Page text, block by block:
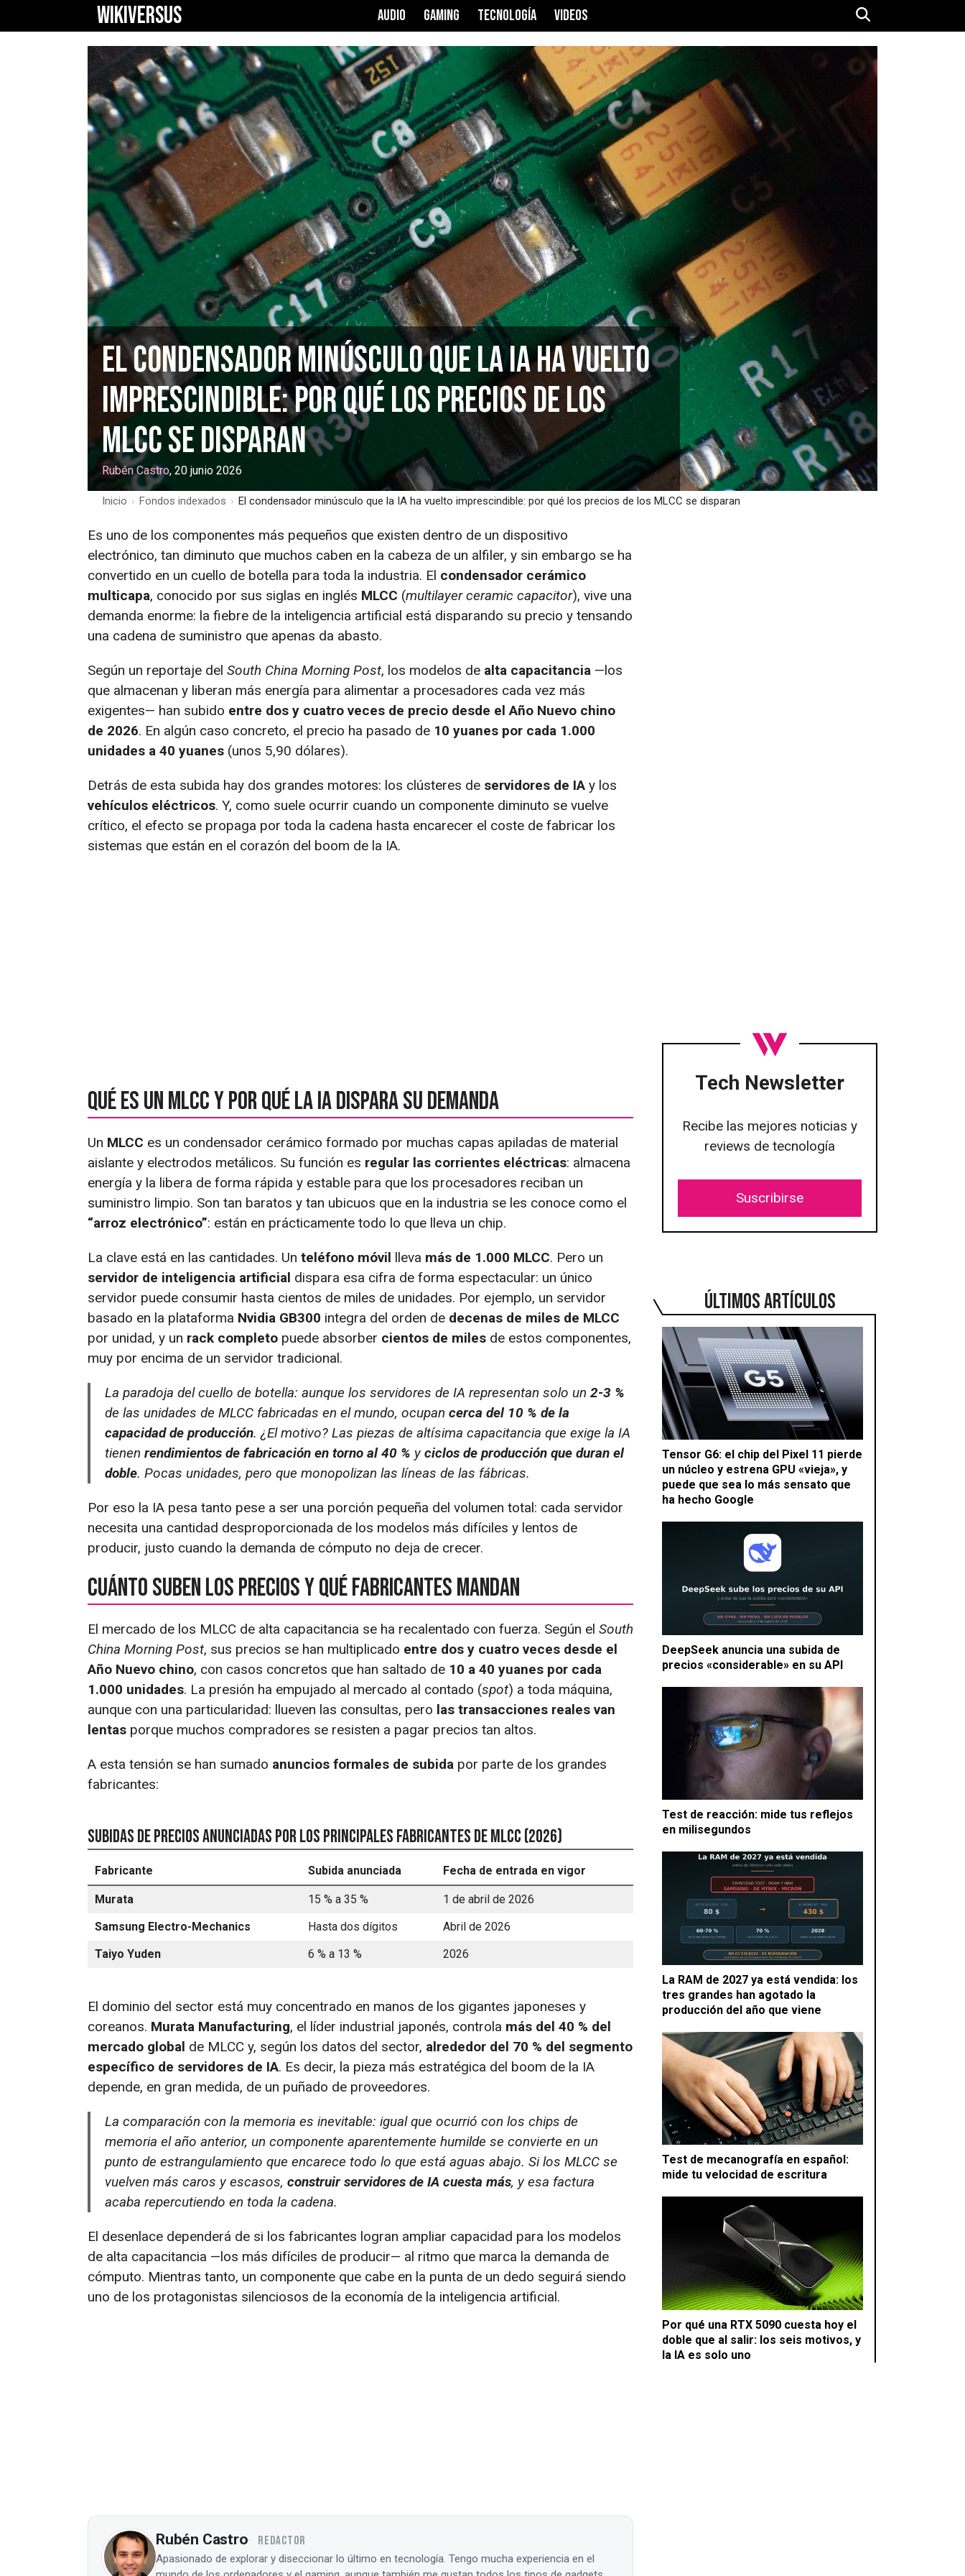
WIKIVERSUS AUDIO GAMING TECNOLOGÍA VIDEOS
El condensador minúsculo que la IA ha vuelto
imprescindible: por qué los precios de los
MLCC se disparan
Rubén Castro, 20 junio 2026
Inicio › Fondos indexados › El condensador minúsculo que la IA ha vuelto imprescindible: por qué los precios de los MLCC se disparan
Tech Newsletter
Recibe las mejores noticias y
reviews de tecnología
Suscribirse
ÚLTIMOS ARTÍCULOS
Tensor G6: el chip del Pixel 11 pierde
un núcleo y estrena GPU «vieja», y
puede que sea lo más sensato que
ha hecho Google
DeepSeek anuncia una subida de
precios «considerable» en su API
Test de reacción: mide tus reflejos
en milisegundos
La RAM de 2027 ya está vendida: los
tres grandes han agotado la
producción del año que viene
Test de mecanografía en español:
mide tu velocidad de escritura
Por qué una RTX 5090 cuesta hoy el
doble que al salir: los seis motivos, y
la IA es solo uno
Es uno de los componentes más pequeños que existen dentro de un dispositivo
electrónico, tan diminuto que muchos caben en la cabeza de un alfiler, y sin embargo se ha
convertido en un cuello de botella para toda la industria. El condensador cerámico
multicapa, conocido por sus siglas en inglés MLCC (multilayer ceramic capacitor), vive una
demanda enorme: la fiebre de la inteligencia artificial está disparando su precio y tensando
una cadena de suministro que apenas da abasto.
Según un reportaje del South China Morning Post, los modelos de alta capacitancia —los
que almacenan y liberan más energía para alimentar a procesadores cada vez más
exigentes— han subido entre dos y cuatro veces de precio desde el Año Nuevo chino
de 2026. En algún caso concreto, el precio ha pasado de 10 yuanes por cada 1.000
unidades a 40 yuanes (unos 5,90 dólares).
Detrás de esta subida hay dos grandes motores: los clústeres de servidores de IA y los
vehículos eléctricos. Y, como suele ocurrir cuando un componente diminuto se vuelve
crítico, el efecto se propaga por toda la cadena hasta encarecer el coste de fabricar los
sistemas que están en el corazón del boom de la IA.
Qué es un MLCC y por qué la IA dispara su demanda
Un MLCC es un condensador cerámico formado por muchas capas apiladas de material
aislante y electrodos metálicos. Su función es regular las corrientes eléctricas: almacena
energía y la libera de forma rápida y estable para que los procesadores reciban un
suministro limpio. Son tan baratos y tan ubicuos que en la industria se les conoce como el
“arroz electrónico”: están en prácticamente todo lo que lleva un chip.
La clave está en las cantidades. Un teléfono móvil lleva más de 1.000 MLCC. Pero un
servidor de inteligencia artificial dispara esa cifra de forma espectacular: un único
servidor puede consumir hasta cientos de miles de unidades. Por ejemplo, un servidor
basado en la plataforma Nvidia GB300 integra del orden de decenas de miles de MLCC
por unidad, y un rack completo puede absorber cientos de miles de estos componentes,
muy por encima de un servidor tradicional.
La paradoja del cuello de botella: aunque los servidores de IA representan solo un 2-3 %
de las unidades de MLCC fabricadas en el mundo, ocupan cerca del 10 % de la
capacidad de producción. ¿El motivo? Las piezas de altísima capacitancia que exige la IA
tienen rendimientos de fabricación en torno al 40 % y ciclos de producción que duran el
doble. Pocas unidades, pero que monopolizan las líneas de las fábricas.
Por eso la IA pesa tanto pese a ser una porción pequeña del volumen total: cada servidor
necesita una cantidad desproporcionada de los modelos más difíciles y lentos de
producir, justo cuando la demanda de cómputo no deja de crecer.
Cuánto suben los precios y qué fabricantes mandan
El mercado de los MLCC de alta capacitancia se ha recalentado con fuerza. Según el South
China Morning Post, sus precios se han multiplicado entre dos y cuatro veces desde el
Año Nuevo chino, con casos concretos que han saltado de 10 a 40 yuanes por cada
1.000 unidades. La presión ha empujado al mercado al contado (spot) a toda máquina,
aunque con una particularidad: llueven las consultas, pero las transacciones reales van
lentas porque muchos compradores se resisten a pagar precios tan altos.
A esta tensión se han sumado anuncios formales de subida por parte de los grandes
fabricantes:
Subidas de precios anunciadas por los principales fabricantes de MLCC (2026)
Fabricante Subida anunciada Fecha de entrada en vigor
Murata 15 % a 35 %
1 de abril de 2026
Samsung Electro-Mechanics
Hasta dos dígitos
Abril de 2026
Taiyo Yuden
6 % a 13 % 2026
El dominio del sector está muy concentrado en manos de los gigantes japoneses y
coreanos. Murata Manufacturing, el líder industrial japonés, controla más del 40 % del
mercado global de MLCC y, según los datos del sector, alrededor del 70 % del segmento
específico de servidores de IA. Es decir, la pieza más estratégica del boom de la IA
depende, en gran medida, de un puñado de proveedores.
La comparación con la memoria es inevitable: igual que ocurrió con los chips de
memoria el año anterior, un componente aparentemente humilde se convierte en un
punto de estrangulamiento que encarece todo lo que está aguas abajo. Si los MLCC se
vuelven más caros y escasos, construir servidores de IA cuesta más, y esa factura
acaba repercutiendo en toda la cadena.
El desenlace dependerá de si los fabricantes logran ampliar capacidad para los modelos
de alta capacitancia —los más difíciles de producir— al ritmo que marca la demanda de
cómputo. Mientras tanto, un componente que cabe en la punta de un dedo seguirá siendo
uno de los protagonistas silenciosos de la economía de la inteligencia artificial.
Rubén Castro REDACTOR
Apasionado de explorar y diseccionar lo último en tecnología. Tengo mucha experiencia en el